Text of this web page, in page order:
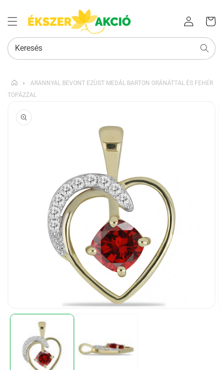
Bejelentkezés
kosara
Keresés
›
ARANNYAL BEVONT EZÜST MEDÁL BARTON GRÁNÁTTAL ÉS FEHÉR
TOPÁZZAL
UGRÁS A
TERMÉKADATOKRA
médiafájl
megnyitása
modális
párbeszédpanelen